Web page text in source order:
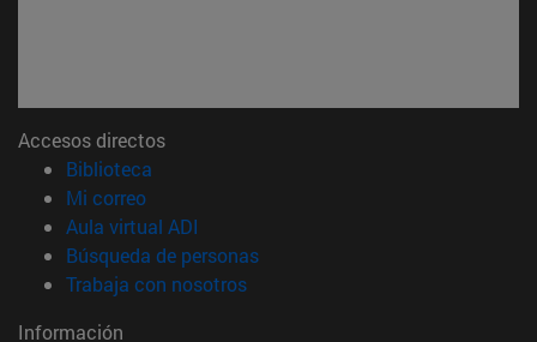
Accesos directos
Biblioteca
Mi correo(abre en nueva ventana)
Aula virtual ADI
Búsqueda de personas(abre en nueva ventana)
Trabaja con nosotros(abre en nueva ventana)
Información